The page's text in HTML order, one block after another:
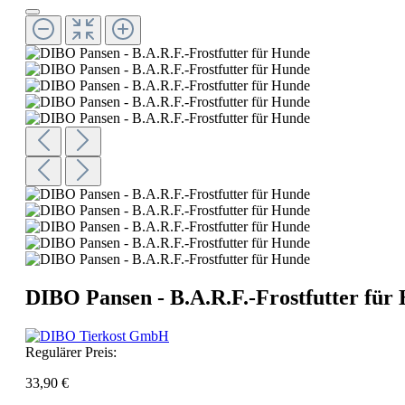
DIBO Pansen - B.A.R.F.-Frostfutter für
Regulärer Preis:
33,90 €